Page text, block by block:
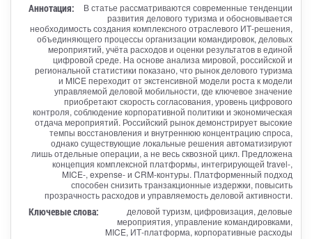
Аннотация:
В статье рассматриваются современные тенденции
развития делового туризма и обосновывается
необходимость создания комплексного отраслевого ИТ-решения,
объединяющего процессы организации командировок, деловых
мероприятий, учёта расходов и оценки результатов в единой
цифровой среде. На основе анализа мировой, российской и
региональной статистики показано, что рынок делового туризма
и MICE переходит от экстенсивной модели роста к модели
управляемой деловой мобильности, где ключевое значение
приобретают скорость согласования, уровень цифрового
контроля, соблюдение корпоративной политики и экономическая
отдача мероприятий. Российский рынок демонстрирует высокие
темпы восстановления и внутреннюю концентрацию спроса,
однако существующие локальные решения автоматизируют
лишь отдельные операции, а не весь сквозной цикл. Предложена
концепция комплексной платформы, интегрирующей travel-,
MICE-, expense- и CRM-контуры. Платформенный подход
способен снизить транзакционные издержки, повысить
прозрачность расходов и управляемость деловой активности.
Ключевые слова:
деловой туризм, цифровизация, деловые
мероприятия, управление командировками,
MICE, ИТ-платформа, корпоративные расходы